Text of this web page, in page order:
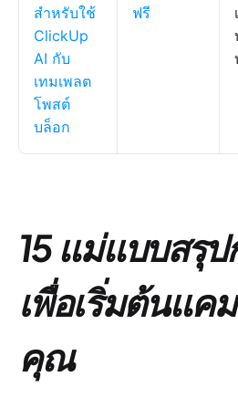
สำหรับใช้
ClickUp
AI กับ
เทมเพลต
โพสต์
บล็อก
ฟรี
15 แม่แบบสรุ
เพื่อเริ่มต้นแค
คุณ